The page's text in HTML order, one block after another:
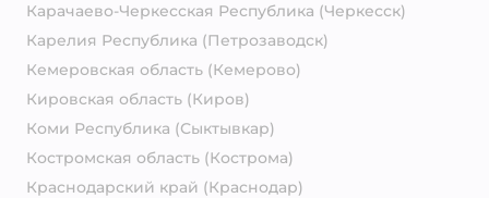
Карачаево-Черкесская Республика (Черкесск)
Карелия Республика (Петрозаводск)
Кемеровская область (Кемерово)
Кировская область (Киров)
Коми Республика (Сыктывкар)
Костромская область (Кострома)
Краснодарский край (Краснодар)